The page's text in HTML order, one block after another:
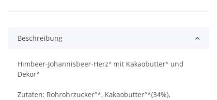
Beschreibung
Himbeer-Johannisbeer-Herz° mit Kakaobutter° und
Dekor°
Zutaten: Rohrohrzucker°*, Kakaobutter°*(34%),